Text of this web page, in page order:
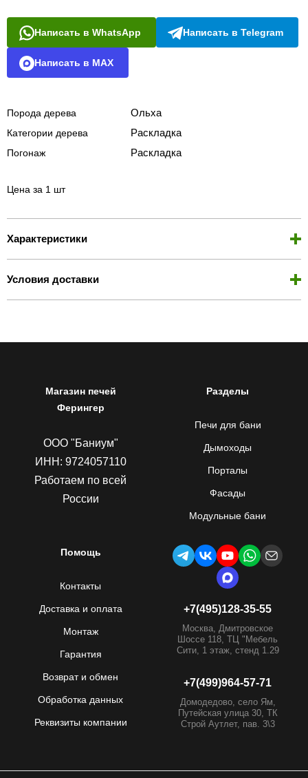
Написать в WhatsApp Написать в Telegram
Написать в MAX
Порода дерева Ольха
Категории дерева Раскладка
Погонаж Раскладка
Цена за 1 шт
Характеристики
Условия доставки
Магазин печей
Ферингер
ООО "Баниум"
ИНН: 9724057110
Работаем по всей
России
Разделы
Печи для бани
Дымоходы
Порталы
Фасады
Модульные бани
Помощь
Контакты
Доставка и оплата
Монтаж
Гарантия
Возврат и обмен
Обработка данных
Реквизиты компании
+7(495)128-35-55
Москва, Дмитровское
Шоссе 118, ТЦ "Мебель
Сити, 1 этаж, стенд 1.29
+7(499)964-57-71
Домодедово, село Ям,
Путейская улица 30, ТК
Строй Аутлет, пав. 3\3